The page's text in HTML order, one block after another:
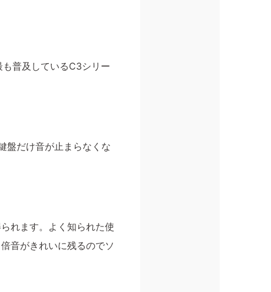
普及しているC3シリー
盤だけ音が止まらなくな
れます。よく知られた使
音がきれいに残るのでソ